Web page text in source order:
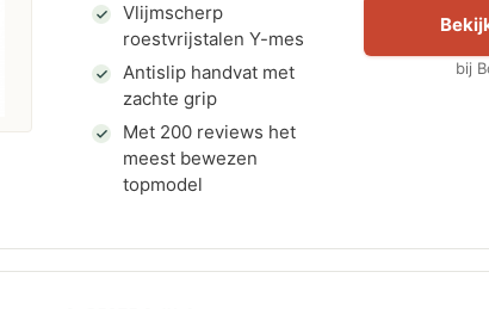
Vlijmscherp
roestvrijstalen Y-mes
Antislip handvat met
zachte grip
Met 200 reviews het
meest bewezen
topmodel
bij